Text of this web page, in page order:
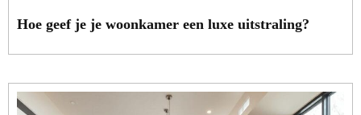
Hoe geef je je woonkamer een luxe uitstraling?